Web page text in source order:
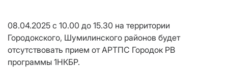
08.04.2025 c 10.00 до 15.30 на территории
Городокского, Шумилинского районов будет
отсутствовать прием от АРТПС Городок РВ
программы 1НКБР.